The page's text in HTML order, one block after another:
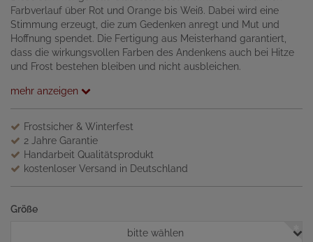
Farbverlauf über Rot und Orange bis Weiß. Dabei wird eine
Stimmung erzeugt, die zum Gedenken anregt und Mut und
Hoffnung spendet. Die Fertigung aus Meisterhand garantiert,
dass die wirkungsvollen Farben des Andenkens auch bei Hitze
und Frost bestehen bleiben und nicht ausbleichen.
mehr anzeigen
Frostsicher & Winterfest
2 Jahre Garantie
Handarbeit Qualitätsprodukt
kostenloser Versand in Deutschland
Größe
bitte wählen